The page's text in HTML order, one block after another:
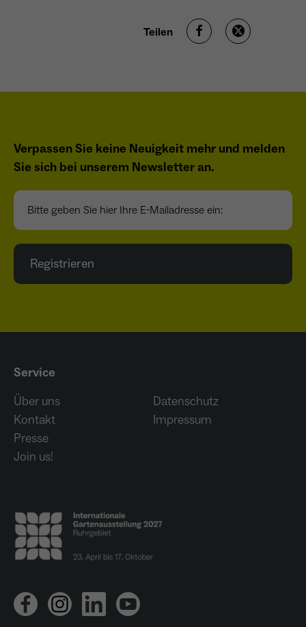
Teilen
Verpassen Sie keine Neuigkeit mehr und melden
Sie sich bei unserem Newsletter an.
Bitte geben Sie hier Ihre E-Mailadresse ein:
Registrieren
Service
Über uns
Kontakt
Presse
Join us!
Datenschutz
Impressum